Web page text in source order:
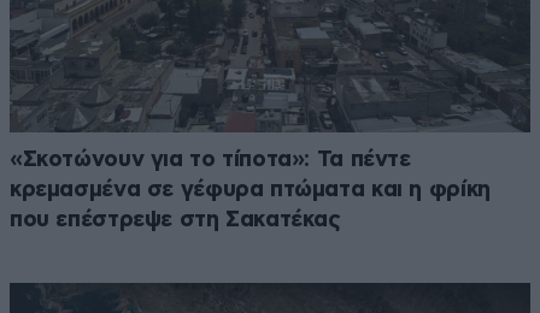
«Σκοτώνουν για το τίποτα»: Τα πέντε
κρεμασμένα σε γέφυρα πτώματα και η φρίκη
που επέστρεψε στη Σακατέκας